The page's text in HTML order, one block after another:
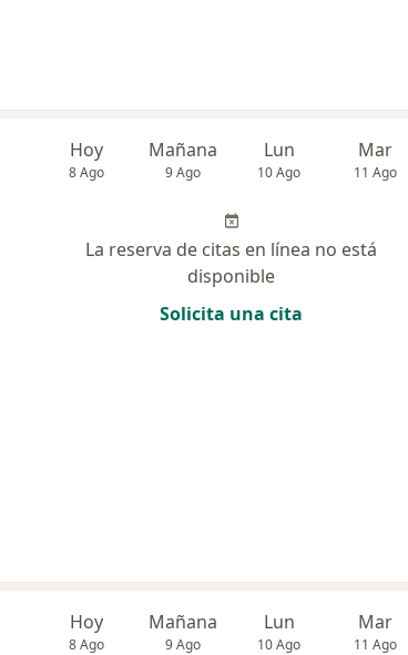
Hoy
8 Ago
Mañana
9 Ago
Lun
10 Ago
Mar
11 Ago
La reserva de citas en línea no está
disponible
Solicita una cita
Hoy
8 Ago
Mañana
9 Ago
Lun
10 Ago
Mar
11 Ago